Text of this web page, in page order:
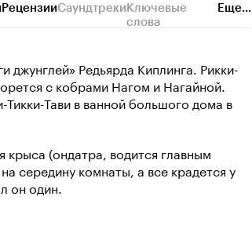
РецензииСаундтрекиКлючевые
слова
Еще...
джунглей» Редьярда Киплинга. Рикки-
с кобрами Нагом и Нагайной.
Тави в ванной большого дома в
(ондатра, водится главным
середину комнаты, а все крадется у
он один.